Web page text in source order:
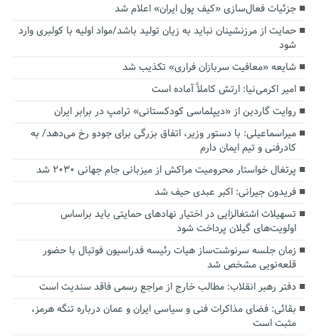
جزئیات فعال‌سازی «کیف پول ایران» اعلام شد
حمایت از مرزنشینان نباید به زیان تولید باشد/مواد اولیه با کولبری وارد
شود
شایعه «معافیت سربازان فراری» تکذیب شد
امیر اکرمی‌نیا: ارتش کاملاً آماده است
روایت گاردین از «دیپلماسی کودکستانی» ترامپ در برابر ایران
میراسماعیلی: با دستور وزیر، اتفاق بزرگی برای جودو رخ می‌دهد/ به
کادرفنی و تیم ایمان دارم
پرتغال خواستار محرومیت مراکش از میزبانی جام جهانی ۲۰۳۰ شد
فریدون جیرانی: اکبر عبدی حیف شد
تسهیلات اشتغالزایی در اختیار نهادهای حمایتی باید براساس
اولویت‌های گیلان پرداخت شود
زمان جلسه سرنوشت‌ساز هیات رئیسه فدراسیون فوتبال با حضور
قلعه‌نویی مشخص شد
دفتر رهبر انقلاب: مطالب خارج از مراجع رسمی فاقد سندیت است
بقائی: فضای مذاکرات فنی و سیاسی ایران و عمان درباره تنگه هرمز،
مثبت است